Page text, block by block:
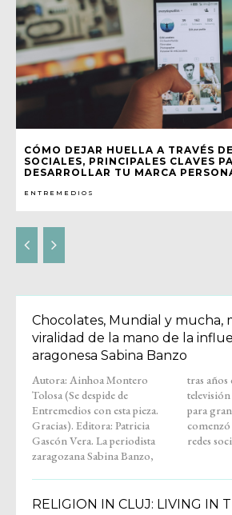
CÓMO DEJAR HUELLA A TRAVÉS
SOCIALES, PRINCIPALES CLAVES
DESARROLLAR TU MARCA
ENTREMEDIOS
Chocolates, Mundial y mucha,
viralidad de la mano de la
aragonesa Sabina Banzo
Autora: Ainhoa Montero
Tolosa (Se despide de
Entremedios con esta pieza.
Gracias). Editora: Patricia
Gascón Vera. La periodista
zaragozana Sabina Banzo,
tras años como reportera de
televisión y locutora de spots
para grandes marcas,
comenzó su andadura en
redes
RELIGION IN CLUJ: LIVING IN